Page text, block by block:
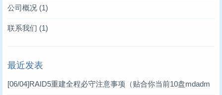
技术文章
硬盘数据恢复
存储卡类恢复
数据库修复
服务器数据恢复案例
数据库修复案例
工控机数据恢复案例
数码数据恢复案例(3)
公司概况 (1)
联系我们 (1)
最近发表
[06/04]RAID5重建全程必守注意事项（贴合你当前10盘mdadm